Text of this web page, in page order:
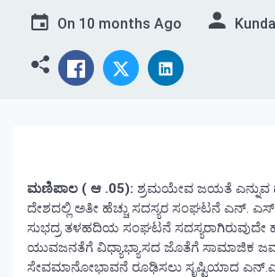
On 10 months Ago
ಮಣಿಪಾಲ ( ಆ .05): ಶ್ರಮಯೇವ ಜಯತೆ ಎನ್ನುವ
ದೇಶದಲ್ಲಿ ಅತೀ ಹೆಚ್ಚು ಸದಸ್ಯರ ಸಂಘಟನೆ ಎನ್.
ಸುಭದ್ರ ತಳಹದಿಯ ಸಂಘಟನೆ
ಯುವಜನತೆಗೆ ವಿಧ್ಯಾಭ್ಯಾಸದ ಜೊತೆಗೆ ಸಾಮಾಜಿಕ
ಸೇವಮಾನೋಭಾವನೆ ರೂಢಿಸಲು ಸೃಷ್ಟಿಯಾದ